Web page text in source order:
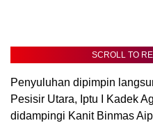
SCROLL TO
Penyuluhan dipimpin
Pesisir Utara, Iptu I Kadek
didampingi Kanit Binmas